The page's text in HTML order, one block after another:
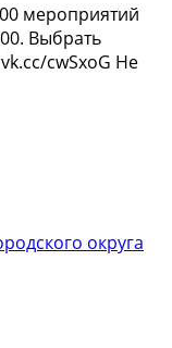
мероприятий
Выбрать
cwSxoG Не
округа